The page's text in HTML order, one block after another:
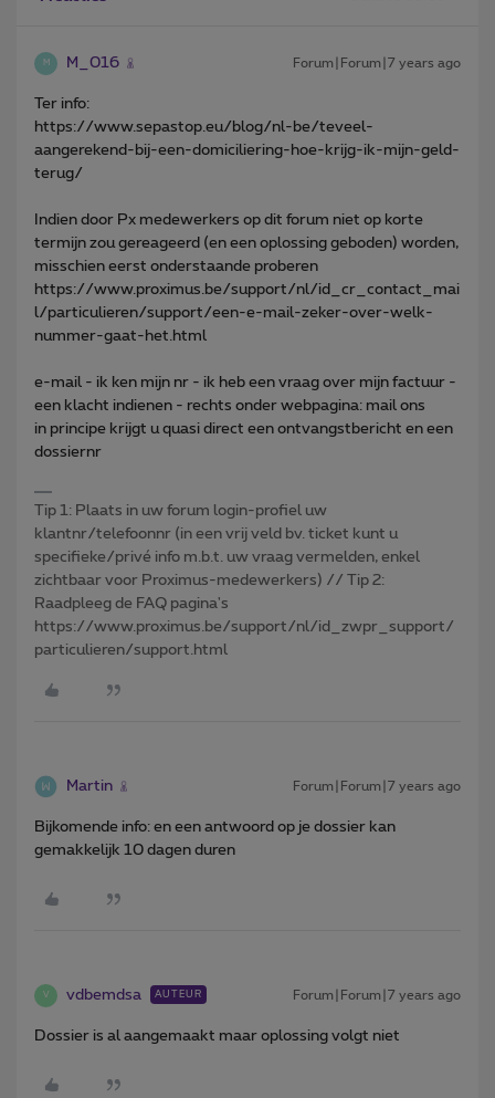
M M_016 Forum|Forum|7 years ago
Ter info:
https://www.sepastop.eu/blog/nl-be/teveel-
aangerekend-bij-een-domiciliering-hoe-krijg-ik-mijn-geld-
terug/
Indien door Px medewerkers op dit forum niet op korte
termijn zou gereageerd (en een oplossing geboden) worden,
misschien eerst onderstaande proberen
https://www.proximus.be/support/nl/id_cr_contact_mai
l/particulieren/support/een-e-mail-zeker-over-welk-
nummer-gaat-het.html
e-mail - ik ken mijn nr - ik heb een vraag over mijn factuur -
een klacht indienen - rechts onder webpagina: mail ons
in principe krijgt u quasi direct een ontvangstbericht en een
dossiernr
Tip 1: Plaats in uw forum login-profiel uw
klantnr/telefoonnr (in een vrij veld bv. ticket kunt u
specifieke/privé info m.b.t. uw vraag vermelden, enkel
zichtbaar voor Proximus-medewerkers) // Tip 2:
Raadpleeg de FAQ pagina's
https://www.proximus.be/support/nl/id_zwpr_support/
particulieren/support.html
Martin Forum|Forum|7 years ago
Bijkomende info: en een antwoord op je dossier kan
gemakkelijk 10 dagen duren
V vdbemdsa AUTEUR Forum|Forum|7 years ago
Dossier is al aangemaakt maar oplossing volgt niet